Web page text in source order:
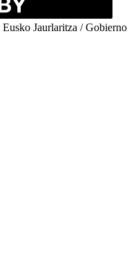
Jaurlaritza / Gobierno